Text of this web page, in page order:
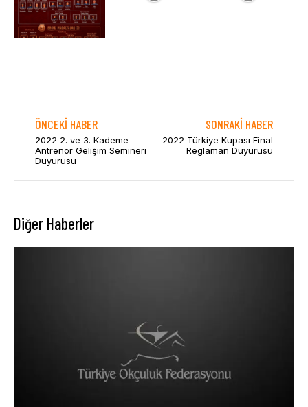
ÖNCEKI HABER
2022 2. ve 3. Kademe
Antrenör Gelişim Semineri
Duyurusu
SONRAKI HABER
2022 Türkiye Kupası Final
Reglaman Duyurusu
Diğer Haberler